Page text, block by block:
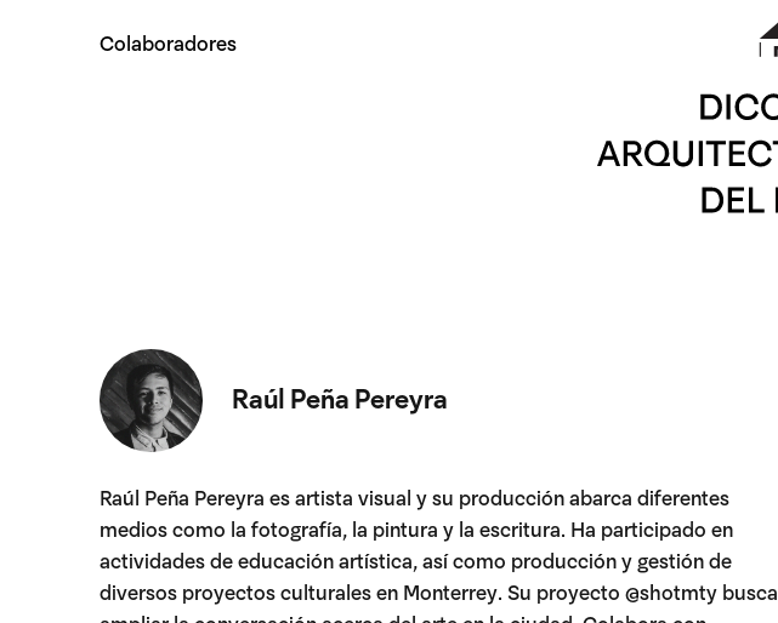
Colaboradores
Raúl Peña Pereyra
Raúl Peña Pereyra es artista visual y su producción abarca diferentes
medios como la fotografía, la pintura y la escritura. Ha participado en
actividades de educación artística, así como producción y gestión de
diversos proyectos culturales en Monterrey. Su proyecto @shotmty busca